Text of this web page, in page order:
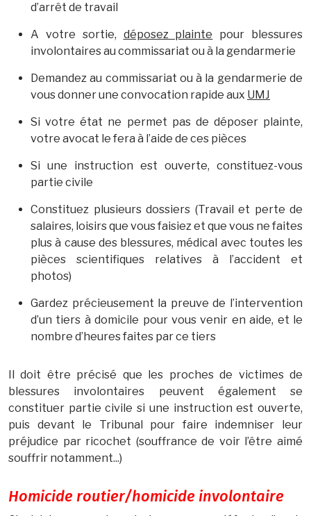
d’arrêt de travail
A votre sortie, déposez plainte pour blessures
involontaires au commissariat ou à la gendarmerie
Demandez au commissariat ou à la gendarmerie de
vous donner une convocation rapide aux UMJ
Si votre état ne permet pas de déposer plainte,
votre avocat le fera à l’aide de ces pièces
Si une instruction est ouverte, constituez-vous
partie civile
Constituez plusieurs dossiers (Travail et perte de
salaires, loisirs que vous faisiez et que vous ne faites
plus à cause des blessures, médical avec toutes les
pièces scientifiques relatives à l’accident et
photos)
Gardez précieusement la preuve de l’intervention
d’un tiers à domicile pour vous venir en aide, et le
nombre d’heures faites par ce tiers
Il doit être précisé que les proches de victimes de
blessures involontaires peuvent également se
constituer partie civile si une instruction est ouverte,
puis devant le Tribunal pour faire indemniser leur
préjudice par ricochet (souffrance de voir l’être aimé
souffrir notamment...)
Homicide routier/homicide involontaire